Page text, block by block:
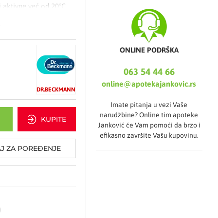
već od 20°C.
preporuci
željeni
DR.BECKMANN
KUPITE
ZA POREĐENJE
ONLINE PODRŠKA
063 54 44 66
online@apotekajankovic.rs
Imate pitanja u vezi Vaše
narudžbine? Online tim apoteke
Janković će Vam pomoći da brzo i
efikasno završite Vašu kupovinu.